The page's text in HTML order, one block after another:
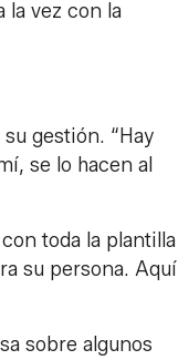
la vez con la
gestión. “Hay
se lo hacen al
toda la plantilla
su persona. Aquí
sobre algunos